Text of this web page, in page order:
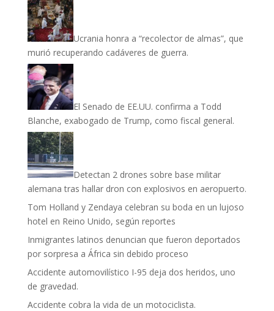
Ucrania honra a “recolector de almas”, que
murió recuperando cadáveres de guerra.
El Senado de EE.UU. confirma a Todd
Blanche, exabogado de Trump, como fiscal general.
Detectan 2 drones sobre base militar
alemana tras hallar dron con explosivos en aeropuerto.
Tom Holland y Zendaya celebran su boda en un lujoso
hotel en Reino Unido, según reportes
Inmigrantes latinos denuncian que fueron deportados
por sorpresa a África sin debido proceso
Accidente automovilístico I-95 deja dos heridos, uno
de gravedad.
Accidente cobra la vida de un motociclista.